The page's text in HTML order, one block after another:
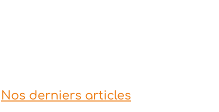
Nos derniers articles